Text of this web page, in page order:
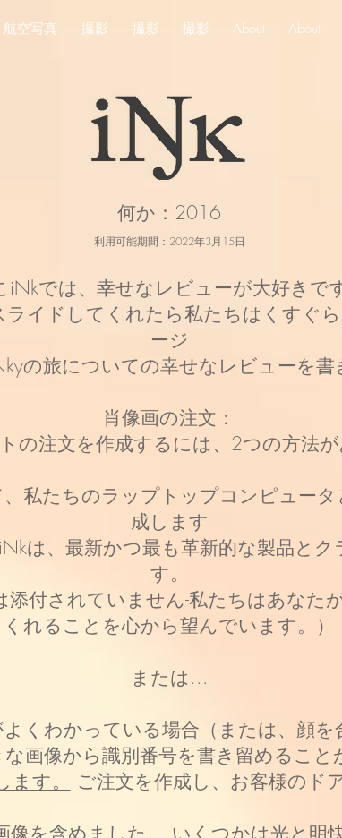
航空写真 撮影 撮影 撮影 About About
何か：2016
利用可能期間：2022年3月15日
iNkでは、幸せなレビューが大好きです
ライドしてくれたら私たちはくすぐ
ージ
の旅についての幸せなレビューを書
肖像画の注文：
の注文を作成するには、2つの方法が
私たちのラップトップコンピュー
成します
は、最新かつ最も革新的な製品とク
す。
添付されていません-私たちはあなた
くれることを心から望んでいます。）
または...
くわかっている場合（または、顔
画像から識別番号を書き留めること
ます。 ご注文を作成し、お客様のド
像を含めました。 いくつかは光と明